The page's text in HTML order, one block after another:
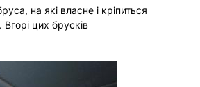
на які власне і кріпиться
цих брусків